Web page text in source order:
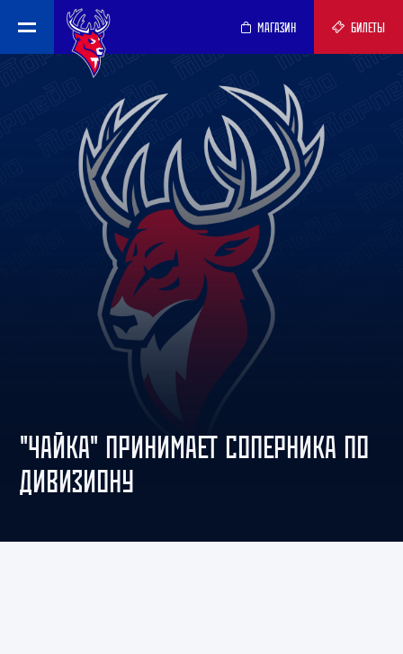
МАГАЗИН БИЛЕТЫ
"ЧАЙКА" ПРИНИМАЕТ СОПЕРНИКА ПО
ДИВИЗИОНУ